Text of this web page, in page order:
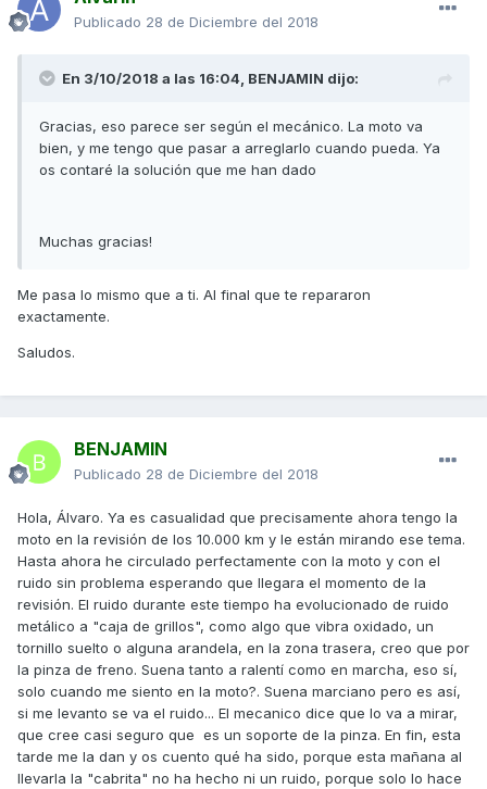
Publicado 28 de Diciembre del 2018
En 3/10/2018 a las 16:04, BENJAMIN dijo:
Gracias, eso parece ser según el mecánico. La moto va
bien, y me tengo que pasar a arreglarlo cuando pueda. Ya
os contaré la solución que me han dado
Muchas gracias!
Me pasa lo mismo que a ti. Al final que te repararon
exactamente.
Saludos.
BENJAMIN
Publicado 28 de Diciembre del 2018
Hola, Álvaro. Ya es casualidad que precisamente ahora tengo la
moto en la revisión de los 10.000 km y le están mirando ese tema.
Hasta ahora he circulado perfectamente con la moto y con el
ruido sin problema esperando que llegara el momento de la
revisión. El ruido durante este tiempo ha evolucionado de ruido
metálico a "caja de grillos", como algo que vibra oxidado, un
tornillo suelto o alguna arandela, en la zona trasera, creo que por
la pinza de freno. Suena tanto a ralentí como en marcha, eso sí,
solo cuando me siento en la moto?. Suena marciano pero es así,
si me levanto se va el ruido... El mecanico dice que lo va a mirar,
que cree casi seguro que es un soporte de la pinza. En fin, esta
tarde me la dan y os cuento qué ha sido, porque esta mañana al
llevarla la "cabrita" no ha hecho ni un ruido, porque solo lo hace